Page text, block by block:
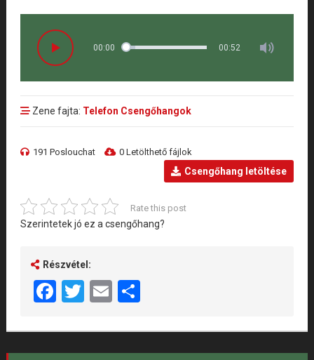
00:00 00:52
Zene fajta: Telefon Csengőhangok
191 Poslouchat 0 Letölthető fájlok
Csengőhang letöltése
Rate this post
Szerintetek jó ez a csengőhang?
Részvétel:
Facebook
Twitter
EmailShare